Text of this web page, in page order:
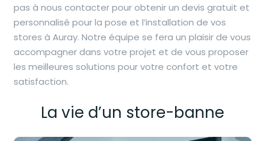
pas à nous contacter pour obtenir un devis gratuit et
personnalisé pour la pose et l’installation de vos
stores à Auray. Notre équipe se fera un plaisir de vous
accompagner dans votre projet et de vous proposer
les meilleures solutions pour votre confort et votre
satisfaction.
La vie d’un store-banne